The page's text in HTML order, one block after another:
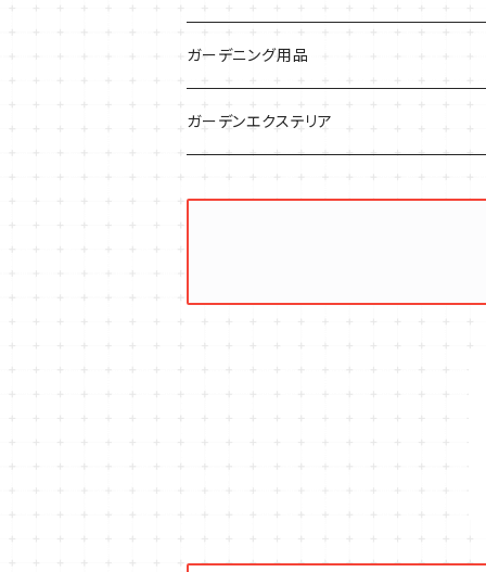
サラダに使いたい
秋植えで料理に
夏のハーブガーデンに
虫よけに使いたい
ハーブバスに
ジャガイモのコンパニオン
葉物野菜のコンパニオン
ニンジンのコンパニオン
ミント・ハーブ苗
バジル・ハーブ苗
ガーデニング用品
その他
木製プランター
ガーデンエクステリア